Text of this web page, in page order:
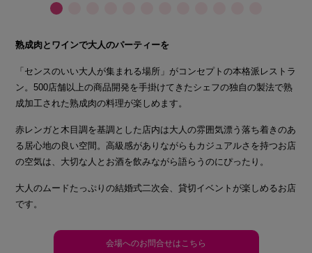
熟成肉とワインで大人のパーティーを
「センスのいい大人が集まれる場所」がコンセプトの本格派レストラ
ン。500店舗以上の商品開発を手掛けてきたシェフの独自の製法で熟
成加工された熟成肉の料理が楽しめます。
赤レンガと木目調を基調とした店内は大人の雰囲気漂う落ち着きのあ
る居心地の良い空間。高級感がありながらもカジュアルさを持つお店
の空気は、大切な人とお酒を飲みながら語らうのにぴったり。
大人のムードたっぷりの結婚式二次会、貸切イベントが楽しめるお店
です。
会場へのお問合せはこちら